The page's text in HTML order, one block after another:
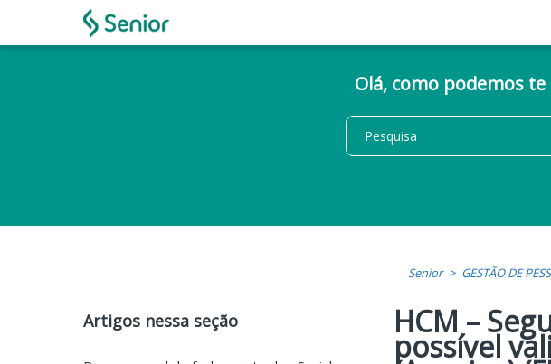
Olá, como podemos te
Senior GESTÃO DE
Artigos nessa seção HCM –
possível